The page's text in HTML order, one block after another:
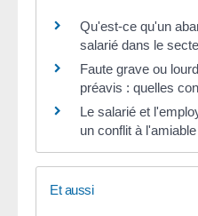
Qu'est-ce qu'un
salarié dans le
Faute grave ou
préavis : quelles
Le salarié et
un conflit à
Et aussi